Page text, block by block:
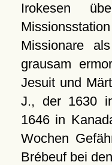
Irokesen
Missionare
grausam
Jesuit und
J., der 1630
1646 in
Wochen
Brébeuf bei